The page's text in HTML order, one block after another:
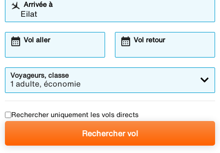
Arrivée à
Vol aller
calendar_month Vol retour
calendar_month
Voyageurs, classe
1 adulte, économie
Rechercher uniquement les vols directs
Rechercher vol